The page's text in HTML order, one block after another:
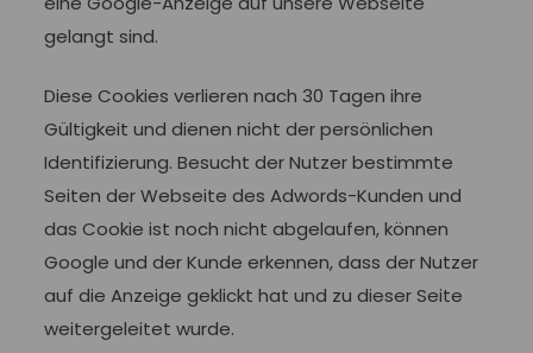
gelangt sind.
Diese Cookies verlieren nach 30 Tagen ihre
Gültigkeit und dienen nicht der persönlichen
Identifizierung. Besucht der Nutzer bestimmte
Seiten der Webseite des Adwords-Kunden und
das Cookie ist noch nicht abgelaufen, können
Google und der Kunde erkennen, dass der Nutzer
auf die Anzeige geklickt hat und zu dieser Seite
weitergeleitet wurde.